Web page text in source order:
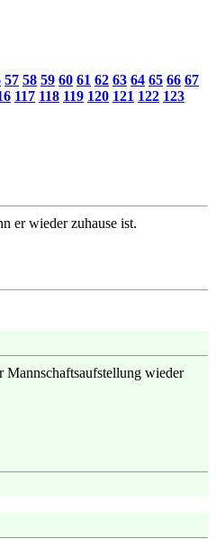
57 58 59 60 61 62 63 64 65 66 67
117 118 119 120 121 122 123
er wieder zuhause ist.
Mannschaftsaufstellung wieder